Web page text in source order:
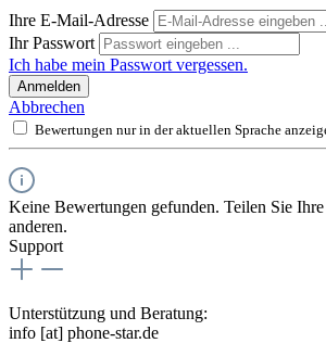
Ihre E-Mail-Adresse
Ihr Passwort
Ich habe mein Passwort vergessen.
Anmelden
Abbrechen
Bewertungen nur in der aktuellen Sprache
Keine Bewertungen gefunden. Teilen Sie
anderen.
Support
Unterstützung und Beratung:
info [at] phone-star.de